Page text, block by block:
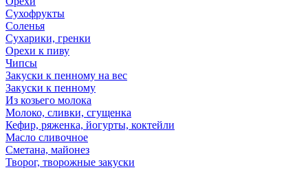
Сухофрукты
Соленья
Сухарики, гренки
Орехи к пиву
Чипсы
Закуски к пенному на вес
Закуски к пенному
Из козьего молока
Молоко, сливки, сгущенка
Кефир, ряженка, йогурты, коктейли
Масло сливочное
Сметана, майонез
Творог, творожные закуски